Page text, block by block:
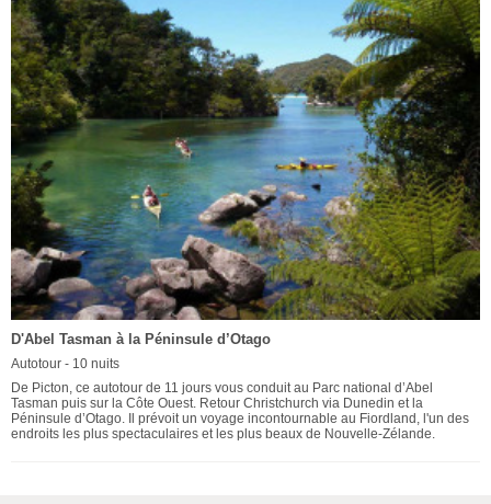
D'Abel Tasman à la Péninsule d’Otago
Autotour - 10 nuits
De Picton, ce autotour de 11 jours vous conduit au Parc national d’Abel
Tasman puis sur la Côte Ouest. Retour Christchurch via Dunedin et la
Péninsule d’Otago. Il prévoit un voyage incontournable au Fiordland, l'un des
endroits les plus spectaculaires et les plus beaux de Nouvelle-Zélande.